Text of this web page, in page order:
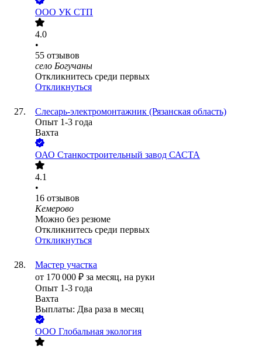
ООО УК СТП
4.0
•
55 отзывов
село Богучаны
Откликнитесь среди первых
Откликнуться
Слесарь-электромонтажник (Рязанская область)
Опыт 1-3 года
Вахта
ОАО Станкостроительный завод САСТА
4.1
•
16 отзывов
Кемерово
Можно без резюме
Откликнитесь среди первых
Откликнуться
Мастер участка
от 170 000 ₽ за месяц, на руки
Опыт 1-3 года
Вахта
Выплаты: Два раза в месяц
ООО Глобальная экология